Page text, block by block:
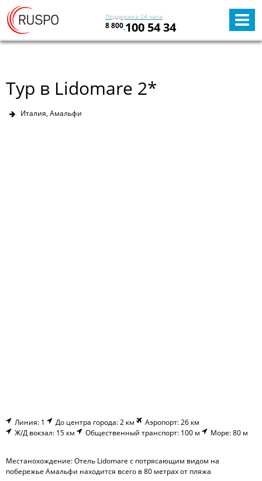
Поддержка 24 часа
8 800 100 54 34
Тур в Lidomare 2*
Италия, Амальфи
Линия: 1 До центра города: 2 км
Аэропорт: 26 км
Ж/Д вокзал: 15 км
Общественный транспорт: 100 м Море: 80 м
Местанохождение: Отель Lidomare с потрясающим видом на
побережье Амальфи находится всего в 80 метрах от пляжа